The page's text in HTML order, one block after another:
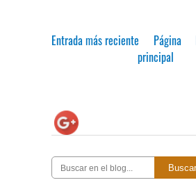
Entrada más reciente
Página
principal
Buscar